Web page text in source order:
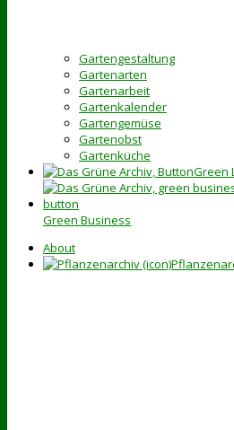
Gartengestaltung
Gartenarten
Gartenarbeit
Gartenkalender
Gartengemüse
Gartenobst
Gartenküche
Green
Green Business
About